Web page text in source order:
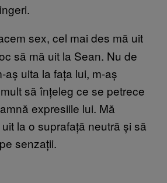
sex, cel mai des mă uit
să mă uit la Sean. Nu de
aș uita la fața lui, m-aș
să înțeleg ce se petrece
expresiile lui. Mă
la o suprafață neutră și să
senzații.